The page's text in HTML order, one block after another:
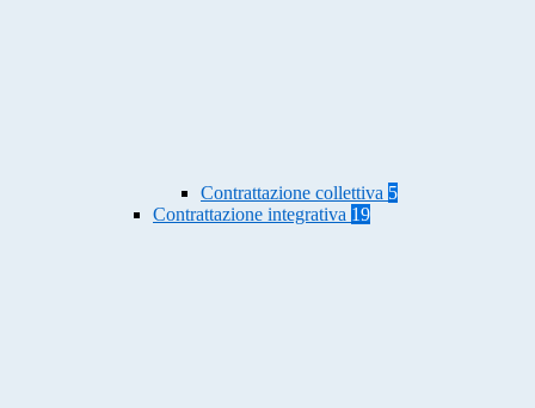
Contrattazione collettiva 5
Contrattazione integrativa 19